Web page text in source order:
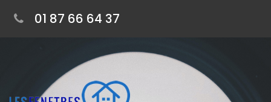
01 87 66 64 37